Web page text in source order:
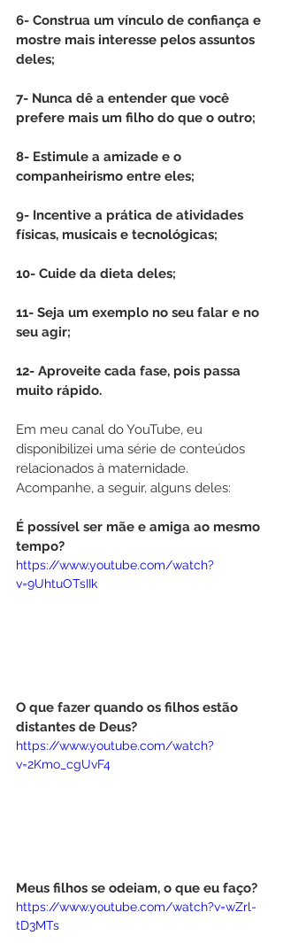
6- Construa um vínculo de confiança e
mostre mais interesse pelos assuntos
deles;
7- Nunca dê a entender que você
prefere mais um filho do que o outro;
8- Estimule a amizade e o
companheirismo entre eles;
9- Incentive a prática de atividades
físicas, musicais e tecnológicas;
10- Cuide da dieta deles;
11- Seja um exemplo no seu falar e no
seu agir;
12- Aproveite cada fase, pois passa
muito rápido.
Em meu canal do YouTube, eu
disponibilizei uma série de conteúdos
relacionados à maternidade.
Acompanhe, a seguir, alguns deles:
É possível ser mãe e amiga ao mesmo
tempo?
https://www.youtube.com/watch?
v=9UhtuOTsIIk
O que fazer quando os filhos estão
distantes de Deus?
https://www.youtube.com/watch?
v=2Kmo_cgUvF4
Meus filhos se odeiam, o que eu faço?
https://www.youtube.com/watch?v=wZrl-
tD3MTs